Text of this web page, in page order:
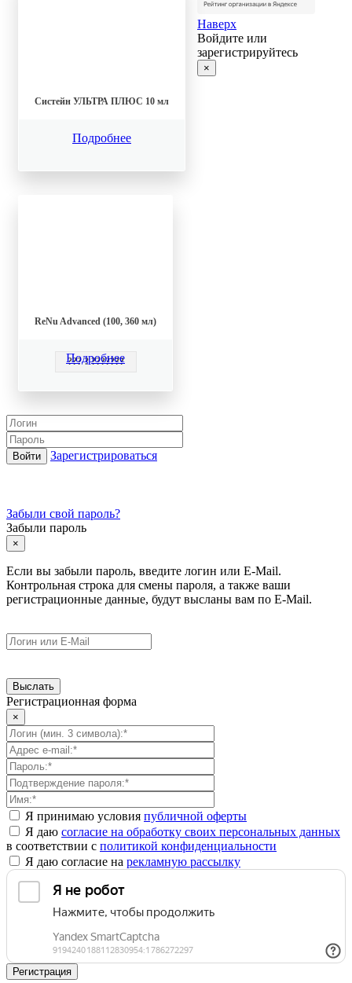
Систейн УЛЬТРА ПЛЮС 10 мл
Подробнее
ReNu Advanced (100, 360 мл)
Подробнее
??? ? ???????
Наверх
Войдите или
зарегистрируйтесь
×
Зарегистрироваться
Забыли свой пароль?
Забыли пароль
×
Если вы забыли пароль, введите логин или E-Mail.
Контрольная строка для смены пароля, а также ваши
регистрационные данные, будут высланы вам по E-Mail.
Регистрационная форма
×
Я принимаю условия публичной оферты
Я даю согласие на обработку своих персональных данных
в соответствии с политикой конфиденциальности
Я даю согласие на рекламную рассылку